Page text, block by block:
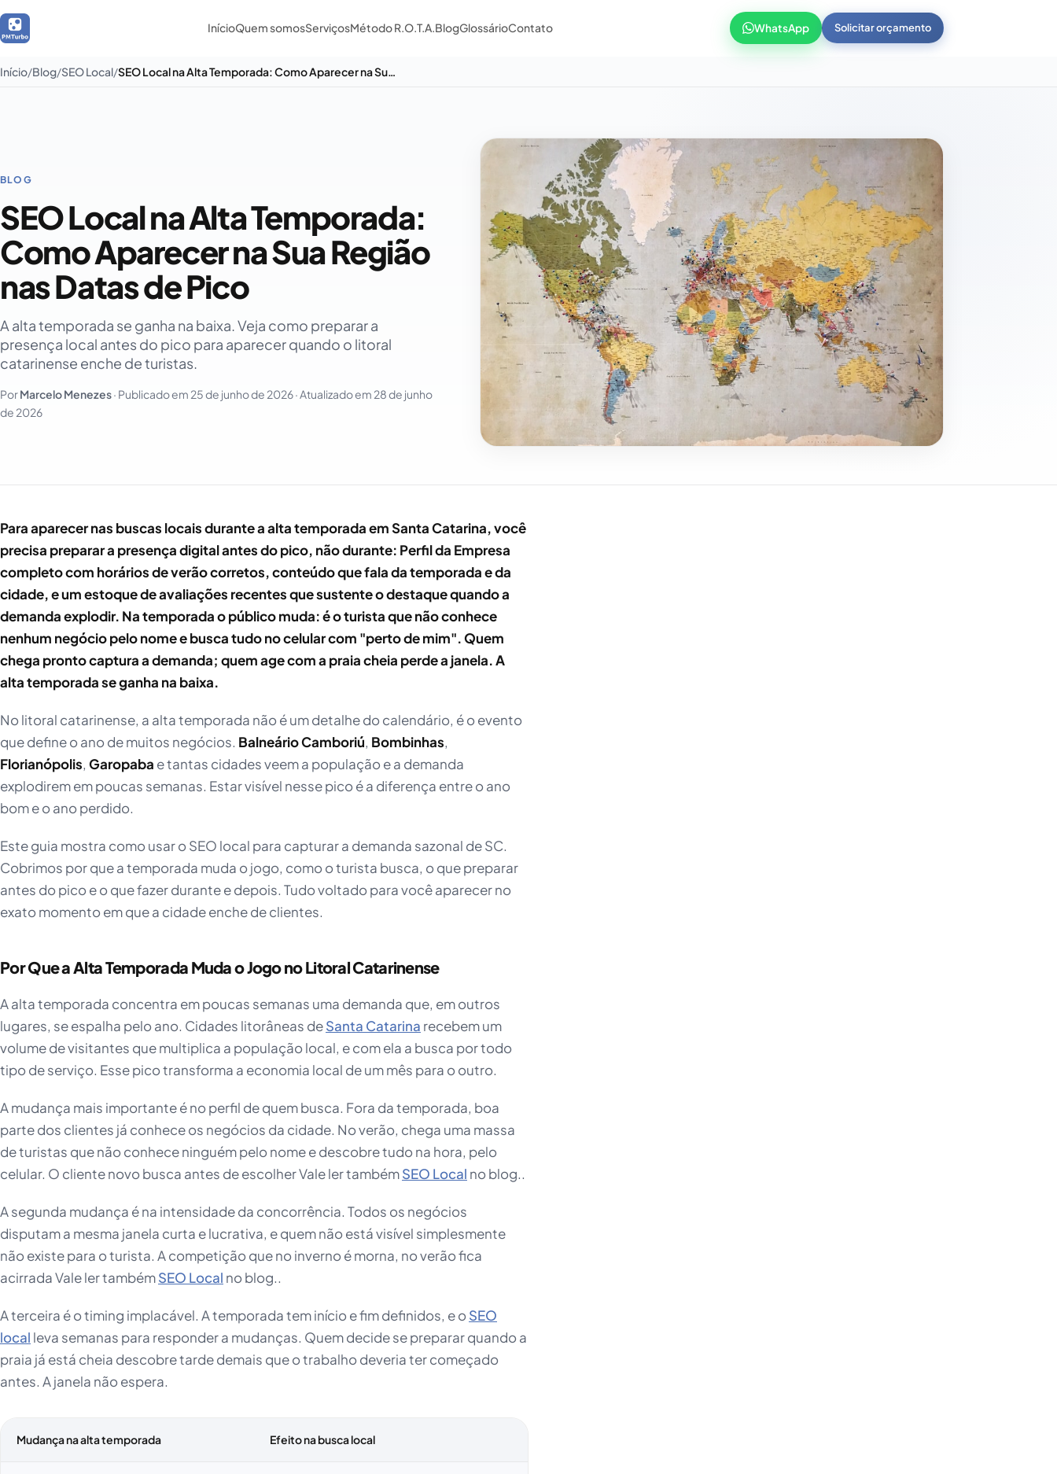
InícioQuem somosServiçosMétodo R.O.T.A.BlogGlossárioContato WhatsApp Solicitar orçamento
Início Blog SEO Local
BLOG
SEO Local na Alta Temporada:
Como Aparecer na Sua Região
nas Datas de Pico
A alta temporada se ganha na baixa. Veja como preparar a
presença local antes do pico para aparecer quando o litoral
catarinense enche de turistas.
PorMarcelo Menezes· Publicado em 25 de junho de 2026· Atualizado em 28 de junho
de 2026
Para aparecer nas buscas locais durante a alta temporada em Santa Catarina, você
precisa preparar a presença digital antes do pico, não durante: Perfil da Empresa
completo com horários de verão corretos, conteúdo que fala da temporada e da
cidade, e um estoque de avaliações recentes que sustente o destaque quando a
demanda explodir. Na temporada o público muda: é o turista que não conhece
nenhum negócio pelo nome e busca tudo no celular com "perto de mim". Quem
chega pronto captura a demanda; quem age com a praia cheia perde a janela. A
alta temporada se ganha na baixa.
No litoral catarinense, a alta temporada não é um detalhe do calendário, é o evento
que define o ano de muitos negócios. Balneário Camboriú, Bombinhas,
Florianópolis, Garopaba e tantas cidades veem a população e a demanda
explodirem em poucas semanas. Estar visível nesse pico é a diferença entre o ano
bom e o ano perdido.
Este guia mostra como usar o SEO local para capturar a demanda sazonal de SC.
Cobrimos por que a temporada muda o jogo, como o turista busca, o que preparar
antes do pico e o que fazer durante e depois. Tudo voltado para você aparecer no
exato momento em que a cidade enche de clientes.
Por Que a Alta Temporada Muda o Jogo no Litoral Catarinense
A alta temporada concentra em poucas semanas uma demanda que, em outros
lugares, se espalha pelo ano. Cidades litorâneas deSanta Catarina recebem um
volume de visitantes que multiplica a população local, e com ela a busca por todo
tipo de serviço. Esse pico transforma a economia local de um mês para o outro.
A mudança mais importante é no perfil de quem busca. Fora da temporada, boa
parte dos clientes já conhece os negócios da cidade. No verão, chega uma massa
de turistas que não conhece ninguém pelo nome e descobre tudo na hora, pelo
celular. O cliente novo busca antes de escolher Vale ler tambémSEO Local no blog..
A segunda mudança é na intensidade da concorrência. Todos os negócios
disputam a mesma janela curta e lucrativa, e quem não está visível simplesmente
não existe para o turista. A competição que no inverno é morna, no verão fica
acirrada Vale ler tambémSEO Local no blog..
A terceira é o timing implacável. A temporada tem início e fim definidos, e oSEO
local leva semanas para responder a mudanças. Quem decide se preparar quando a
praia já está cheia descobre tarde demais que o trabalho deveria ter começado
antes. A janela não espera.
Mudança na alta temporada Efeito na busca local